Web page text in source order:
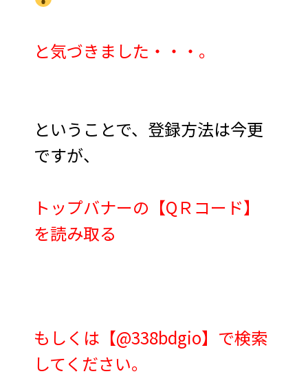
と気づきました・・・。
ということで、登録方法は今更
ですが、
トップバナーの【QＲコード】
を読み取る
もしくは【@338bdgio】で検索
してください。